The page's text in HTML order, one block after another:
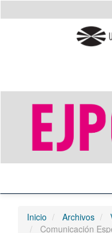
rápido
Navegación
principal
Contenido
principal
lateral
Inicio Archivos
Comunicación